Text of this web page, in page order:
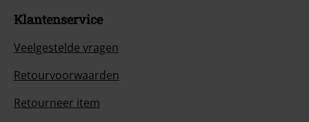
Klantenservice
Veelgestelde vragen
Retourvoorwaarden
Retourneer item